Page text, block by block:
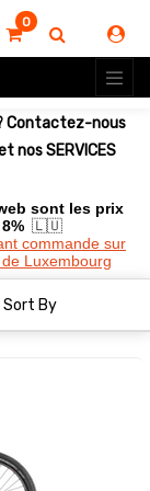
0
Contactez-nous
nos SERVICES
sont les prix
🇱🇺
commande sur
Luxembourg
Sort By